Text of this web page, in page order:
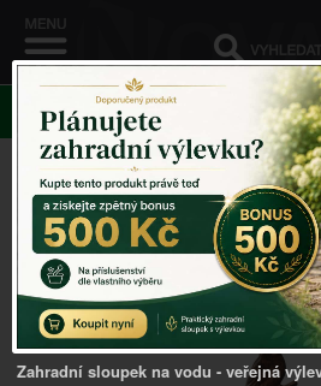
KATEGORIE
Venkovský domov ->Svícny kov,
na čajové svíčky zápich ptáček
Zahradní sloupek na vodu - veřejná